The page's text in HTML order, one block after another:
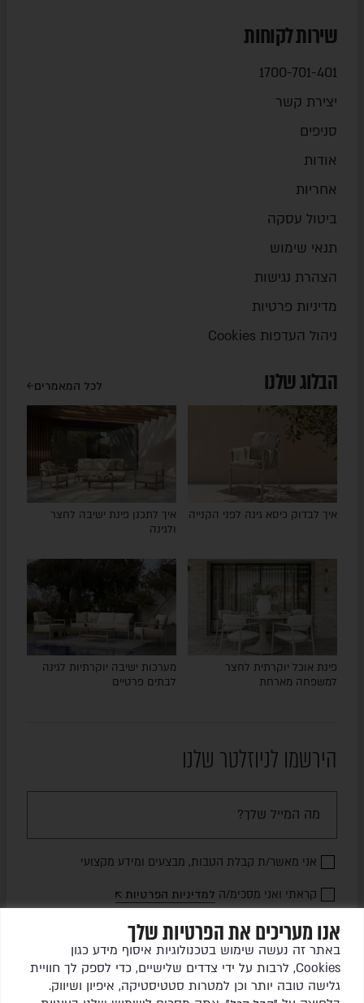
אנו מעריכים את הפרטיות שלך
באתר זה נעשה שימוש בטכנולוגיות איסוף מידע כגון
Cookies, לרבות על ידי צדדים שלישיים, כדי לספק לך חוויית
גלישה טובה יותר וכן למטרות סטטיסטיקה, איפיון ושיווק.
שירות לקוחות
1700-701-401
יצירת קשר
סניפים
אודות
אחריות
ביטול עסקה
תנאי שימוש
הצהרת נגישות
מדיניות פרטיות
ניהול העדפות Cookies
הבלוג שלנו לכל המאמרים
איך לבדוק כיסא גינה לפני הקנייה
איך לתכנן פינת ישיבה לחצר
ולגינה
פינת אוכל יוקרתית לחצר
למשפחה מארחת
מערכות ישיבה יוקרתיות לגינה
לבתים פרטיים
הירשמו לניוזלטר שלנו
אני מאשר/ת קבלת הטבות, מבצעים ומידע מקצועי
קראתי ואני מסכימ/ה למדיניות הפרטיות
שלחו לי עדכונים